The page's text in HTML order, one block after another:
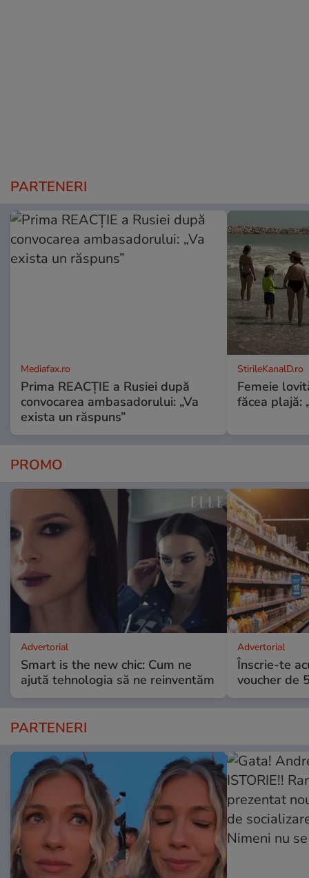
PARTENERI
Mediafax.ro
Prima REACȚIE a Rusiei după
convocarea ambasadorului: „Va
exista un răspuns”
StirileKanalD.ro
Femeie
făcea plajă:
PROMO
Advertorial
Smart is the new chic: Cum ne
ajută tehnologia să ne reinventăm
Advertorial
Înscrie-te
voucher de
PARTENERI